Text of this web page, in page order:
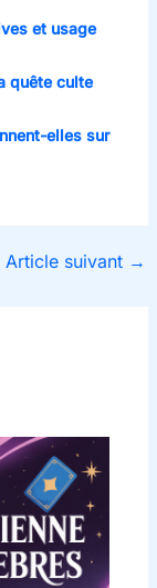
et usage
quête culte
elles sur
Article suivant →